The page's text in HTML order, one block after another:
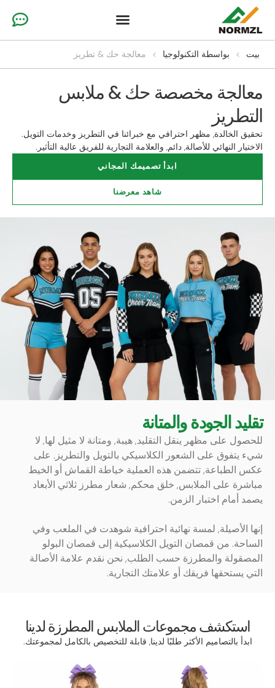
بيت > بواسطة التكنولوجيا > معالجة حك & تطريز
معالجة مخصصة حك & ملابس
التطريز
تحقيق الخالدة, مظهر احترافي مع خبرائنا في التطريز وخدمات التويل.
الاختيار النهائي للأصالة, دائم, والعلامة التجارية للفريق عالية التأثير.
ابدأ تصميمك المجاني
شاهد معرضنا
تقليد الجودة والمتانة
للحصول على مظهر ينقل التقليد, هيبة, ومتانة لا مثيل لها, لا
شيء يتفوق على الشعور الكلاسيكي بالتويل والتطريز. على
عكس الطباعة, تتضمن هذه العملية خياطة القماش أو الخيط
مباشرة على الملابس, خلق محكم, شعار مطرز ثلاثي الأبعاد
يصمد أمام اختبار الزمن.
إنها الأصيلة, لمسة نهائية احترافية شوهدت في الملعب وفي
الساحة. من قمصان التويل الكلاسيكية إلى قمصان البولو
المصقولة والمطرزة حسب الطلب, نحن نقدم علامة الأصالة
التي يستحقها فريقك أو علامتك التجارية.
استكشف مجموعات الملابس المطرزة لدينا
ابدأ بالتصاميم الأكثر طلبًا لدينا, قابلة للتخصيص بالكامل لمجموعتك.